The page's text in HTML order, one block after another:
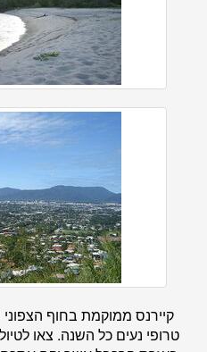
קיירנס ממוקמת בחוף
טרופי נעים כל השנה. צאו